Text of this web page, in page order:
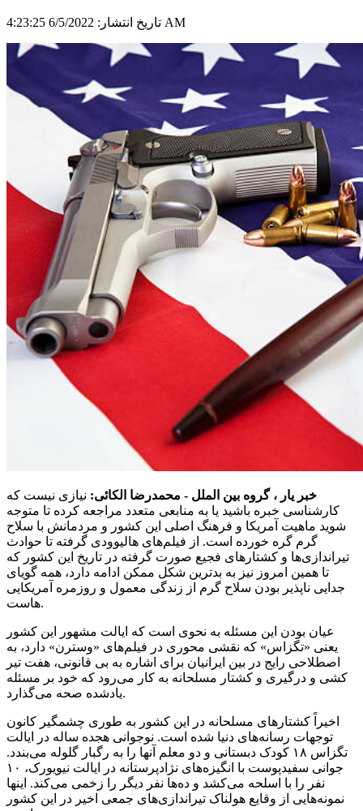
تاریخ انتشار: 6/5/2022 4:23:25 AM
خبر یار ، گروه بین الملل - محمدرضا الکائی: نیازی نیست که
کارشناسی خبره باشید یا به منابعی متعدد مراجعه کرده تا متوجه
شوید ماهیت آمریکا و فرهنگ اصلی این کشور و مردمانش با سلاح
گرم گره خورده است. از فیلم‌های هالیوودی گرفته تا حوادث
تیراندازی‌ها و کشتارهای فجیع صورت گرفته در تاریخ این کشور که
تا همین امروز نیز به بدترین شکل ممکن ادامه دارد، همه گویای
جدایی ناپذیر بودن سلاح گرم از زندگی معمول و روزمره آمریکایی
هاست.
عیان بودن این مسئله به نحوی است که ایالت مشهور این کشور
یعنی «تگزاس» که نقشی محوری در فیلم‌های «وسترن» دارد، به
اصطلاحی رایج در بین ایرانیان برای اشاره به بی قانونی، هفت تیر
کشی و درگیری و کشتار مسلحانه به کار می‌رود که خود بر مسئله
یادشده صحه می‌گذارد.
اخیراً کشتارهای مسلحانه در این کشور به طوری چشمگیر کانون
توجهات رسانه‌های دنیا شده است. نوجوانی هجده ساله در ایالت
تگزاس ۱۸ کودک دبستانی و دو معلم آنها را به رگبار گلوله می‌بندد.
جوانی سفیدپوست با انگیزه‌های نژادپرستانه در ایالت نیویورک، ۱۰
نفر را با اسلحه می‌کشد و ده‌ها نفر دیگر را زخمی می‌کند. اینها
نمونه‌هایی از وقایع هولناک تیراندازی‌های جمعی اخیر در این کشور